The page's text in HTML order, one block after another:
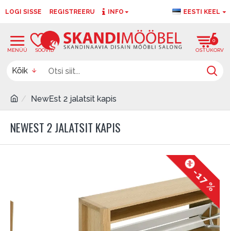
LOGI SISSE REGISTREERU INFO EESTI KEEL
0
Kõik
NewEst 2 jalatsit kapis
NEWEST 2 JALATSIT KAPIS
-17 %